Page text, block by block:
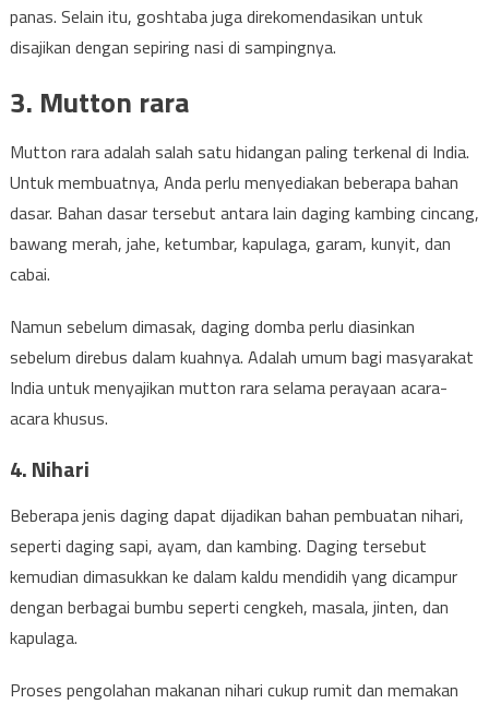
panas. Selain itu, goshtaba juga direkomendasikan untuk
disajikan dengan sepiring nasi di sampingnya.
3. Mutton rara
Mutton rara adalah salah satu hidangan paling terkenal di India.
Untuk membuatnya, Anda perlu menyediakan beberapa bahan
dasar. Bahan dasar tersebut antara lain daging kambing cincang,
bawang merah, jahe, ketumbar, kapulaga, garam, kunyit, dan
cabai.
Namun sebelum dimasak, daging domba perlu diasinkan
sebelum direbus dalam kuahnya. Adalah umum bagi masyarakat
India untuk menyajikan mutton rara selama perayaan acara-
acara khusus.
4. Nihari
Beberapa jenis daging dapat dijadikan bahan pembuatan nihari,
seperti daging sapi, ayam, dan kambing. Daging tersebut
kemudian dimasukkan ke dalam kaldu mendidih yang dicampur
dengan berbagai bumbu seperti cengkeh, masala, jinten, dan
kapulaga.
Proses pengolahan makanan nihari cukup rumit dan memakan